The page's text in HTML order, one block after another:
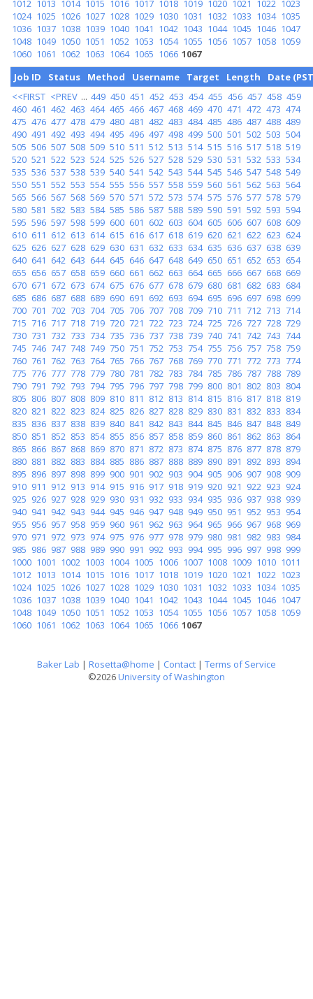
1012 1013 1014 1015 1016 1017 1018 1019 1020 1021 1022 1023
1024 1025 1026 1027 1028 1029 1030 1031 1032 1033 1034 1035
1036 1037 1038 1039 1040 1041 1042 1043 1044 1045 1046 1047
1048 1049 1050 1051 1052 1053 1054 1055 1056 1057 1058 1059
1060 1061 1062 1063 1064 1065 1066 1067
Job ID
Status Method Username Target Length
Date
<<FIRST <PREV ... 449 450 451 452 453 454 455 456 457 458 459
460 461 462 463 464 465 466 467 468 469 470 471 472 473 474
475 476 477 478 479 480 481 482 483 484 485 486 487 488 489
490 491 492 493 494 495 496 497 498 499 500 501 502 503 504
505 506 507 508 509 510 511 512 513 514 515 516 517 518 519
520 521 522 523 524 525 526 527 528 529 530 531 532 533 534
535 536 537 538 539 540 541 542 543 544 545 546 547 548 549
550 551 552 553 554 555 556 557 558 559 560 561 562 563 564
565 566 567 568 569 570 571 572 573 574 575 576 577 578 579
580 581 582 583 584 585 586 587 588 589 590 591 592 593 594
595 596 597 598 599 600 601 602 603 604 605 606 607 608 609
610 611 612 613 614 615 616 617 618 619 620 621 622 623 624
625 626 627 628 629 630 631 632 633 634 635 636 637 638 639
640 641 642 643 644 645 646 647 648 649 650 651 652 653 654
655 656 657 658 659 660 661 662 663 664 665 666 667 668 669
670 671 672 673 674 675 676 677 678 679 680 681 682 683 684
685 686 687 688 689 690 691 692 693 694 695 696 697 698 699
700 701 702 703 704 705 706 707 708 709 710 711 712 713 714
715 716 717 718 719 720 721 722 723 724 725 726 727 728 729
730 731 732 733 734 735 736 737 738 739 740 741 742 743 744
745 746 747 748 749 750 751 752 753 754 755 756 757 758 759
760 761 762 763 764 765 766 767 768 769 770 771 772 773 774
775 776 777 778 779 780 781 782 783 784 785 786 787 788 789
790 791 792 793 794 795 796 797 798 799 800 801 802 803 804
805 806 807 808 809 810 811 812 813 814 815 816 817 818 819
820 821 822 823 824 825 826 827 828 829 830 831 832 833 834
835 836 837 838 839 840 841 842 843 844 845 846 847 848 849
850 851 852 853 854 855 856 857 858 859 860 861 862 863 864
865 866 867 868 869 870 871 872 873 874 875 876 877 878 879
880 881 882 883 884 885 886 887 888 889 890 891 892 893 894
895 896 897 898 899 900 901 902 903 904 905 906 907 908 909
910 911 912 913 914 915 916 917 918 919 920 921 922 923 924
925 926 927 928 929 930 931 932 933 934 935 936 937 938 939
940 941 942 943 944 945 946 947 948 949 950 951 952 953 954
955 956 957 958 959 960 961 962 963 964 965 966 967 968 969
970 971 972 973 974 975 976 977 978 979 980 981 982 983 984
985 986 987 988 989 990 991 992 993 994 995 996 997 998 999
1000 1001 1002 1003 1004 1005 1006 1007 1008 1009 1010 1011
1012 1013 1014 1015 1016 1017 1018 1019 1020 1021 1022 1023
1024 1025 1026 1027 1028 1029 1030 1031 1032 1033 1034 1035
1036 1037 1038 1039 1040 1041 1042 1043 1044 1045 1046 1047
1048 1049 1050 1051 1052 1053 1054 1055 1056 1057 1058 1059
1060 1061 1062 1063 1064 1065 1066 1067
Baker Lab | Rosetta@home | Contact | Terms of Service
©2026University of Washington